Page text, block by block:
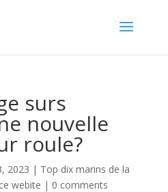
surs
nouvelle
roule?
2023 | Top dix marins de la
webite | 0 comments